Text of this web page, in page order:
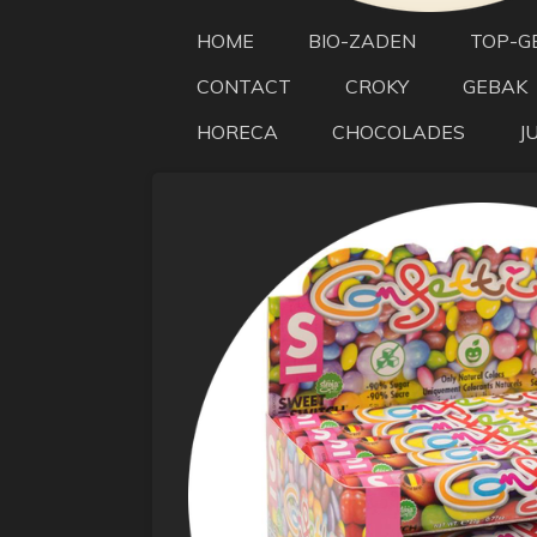
HOME BIO-ZADEN
TOP-
CONTACT
CROKY
GEBAK
HORECA
CHOCOLADES